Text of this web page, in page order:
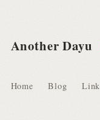
Another Dayu
Home Blog Link